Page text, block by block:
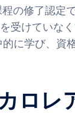
の修了認定
受けていな
に学び、資
ロレ